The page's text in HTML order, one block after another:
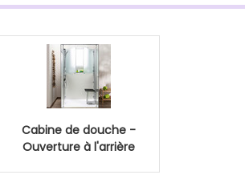
Cabine de douche -
Ouverture à l'arrière